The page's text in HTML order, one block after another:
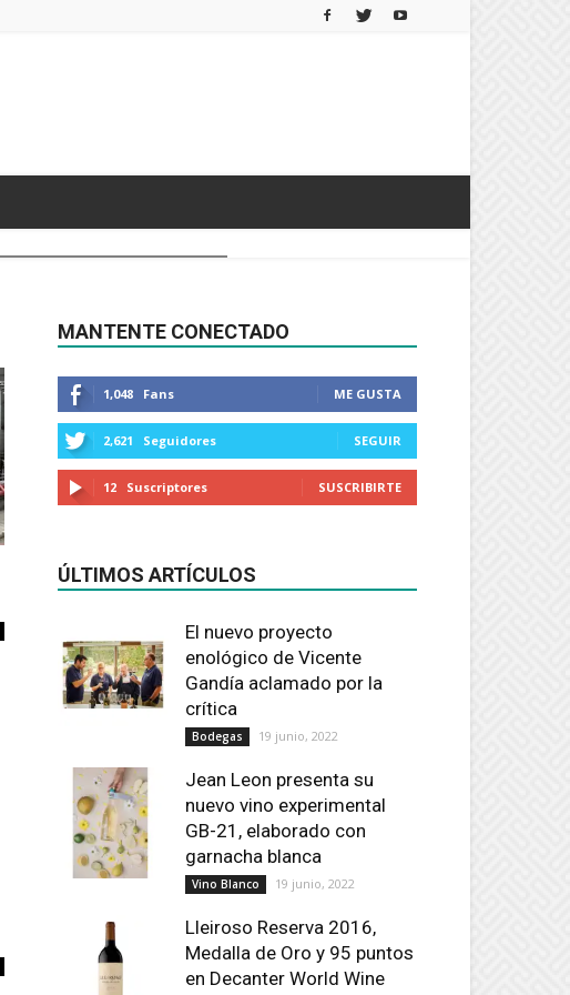
MANTENTE CONECTADO
1,048 Fans ME GUSTA
2,621 Seguidores SEGUIR
12 Suscriptores SUSCRIBIRTE
ÚLTIMOS ARTÍCULOS
El nuevo proyecto
enológico de Vicente
Gandía aclamado por la
crítica
Bodegas 19 junio, 2022
Jean Leon presenta su
nuevo vino experimental
GB-21, elaborado con
garnacha blanca
Vino Blanco 19 junio, 2022
Lleiroso Reserva 2016,
Medalla de Oro y 95 puntos
en Decanter World Wine